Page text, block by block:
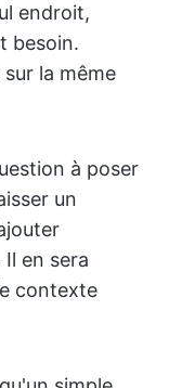
endroit,
besoin.
la même
à poser
un
en sera
contexte